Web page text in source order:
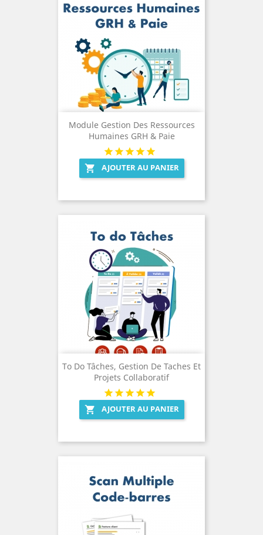
Module Gestion Des Ressources
Humaines GRH & Paie
 AJOUTER AU PANIER
To Do Tâches, Gestion De Taches Et
Projets Collaboratif
 AJOUTER AU PANIER